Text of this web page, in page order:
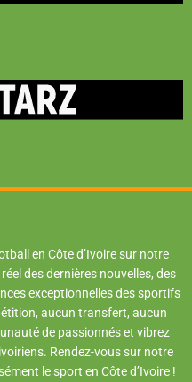
en Côte d’Ivoire sur notre
des dernières nouvelles, des
exceptionnelles des sportifs
aucun transfert, aucun
de passionnés et vibrez
Rendez-vous sur notre
le sport en Côte d’Ivoire !